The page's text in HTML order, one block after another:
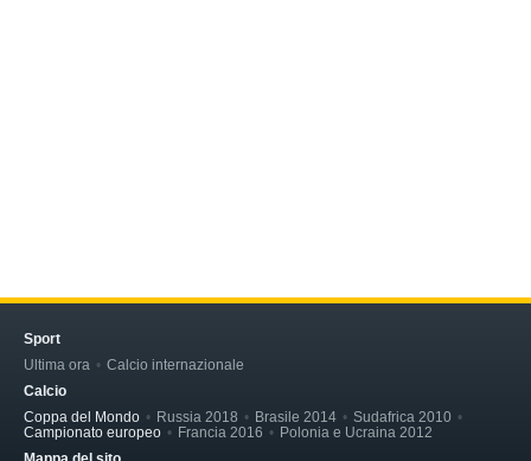
Sport
Ultima ora
Calcio internazionale
Calcio
Coppa del Mondo
Russia 2018 Brasile 2014
Sudafrica 2010
Campionato europeo
Francia 2016
Polonia e Ucraina 2012